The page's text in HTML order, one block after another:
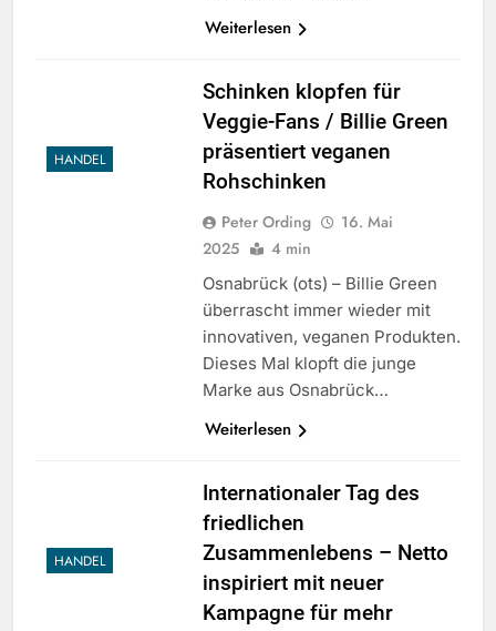
Weiterlesen
HANDEL
Schinken klopfen für
Veggie-Fans / Billie Green
präsentiert veganen
Rohschinken
Peter Ording
16. Mai
2025
4 min
Osnabrück (ots) – Billie Green
überrascht immer wieder mit
innovativen, veganen Produkten.
Dieses Mal klopft die junge
Marke aus Osnabrück…
Weiterlesen
HANDEL
Internationaler Tag des
friedlichen
Zusammenlebens – Netto
inspiriert mit neuer
Kampagne für mehr